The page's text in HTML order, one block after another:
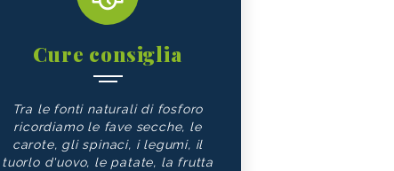
Cure consiglia
Tra le fonti naturali di fosforo
ricordiamo le fave secche, le
carote, gli spinaci, i legumi, il
tuorlo d'uovo, le patate, la frutta